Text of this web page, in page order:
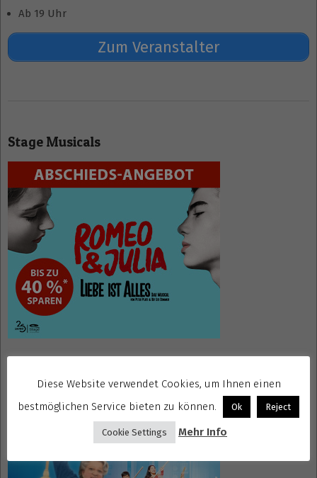
Ab 19 Uhr
Zum Veranstalter
24
Stage Musicals
Mrs. Doubtfire Tickets
Diese Website verwendet Cookies, um Ihnen einen
bestmöglichen Service bieten zu können.
Ok Reject
Cookie Settings Mehr Info